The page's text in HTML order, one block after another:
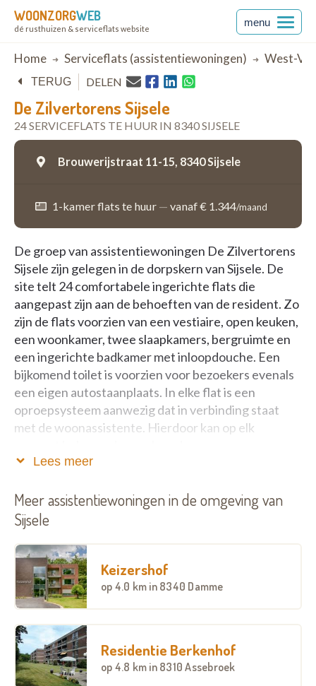
WOONZORGWEB
dé rusthuizen & serviceflats website
menu
Breadcrumb
Home Serviceflats (assistentiewoningen) West-
De Zilvertorens Sijsele
24 SERVICEFLATS TE HUUR IN 8340 SIJSELE
TERUG DELEN
Brouwerijstraat 11-15, 8340 Sijsele
1-kamer flats te huur — vanaf € 1.344/maand
De groep van assistentiewoningen De Zilvertorens
Sijsele zijn gelegen in de dorpskern van Sijsele. De
site telt 24 comfortabele ingerichte flats die
aangepast zijn aan de behoeften van de resident. Zo
zijn de flats voorzien van een vestiaire, open keuken,
een woonkamer, twee slaapkamers, bergruimte en
een ingerichte badkamer met inloopdouche. Een
bijkomend toilet is voorzien voor bezoekers evenals
een eigen autostaanplaats. In elke flat is een
oproepsysteem aanwezig dat in verbinding staat
met de woonassistente. Hierdoor kan op elk
tussen 44,19 euro en 45,70 euro per dag.
Aan iedere bewoner wordt tot en met 30/06/2020
een korting gegeven van 7 euro/dag op de
woonvergoeding en 1 euro/dag op de basis
dienstverlening, dit ongeacht de grootte of de
ligging van de flat.
Wens je ook te genieten van een modern
woonproject, gebouwd op maat van iedere
bewoner? Neem contact met ons op.
Lees meer
Meer assistentiewoningen in de omgeving van
Sijsele
Keizershof
op 4.0 km in 8340 Damme
Residentie Berkenhof
op 4.8 km in 8310 Assebroek